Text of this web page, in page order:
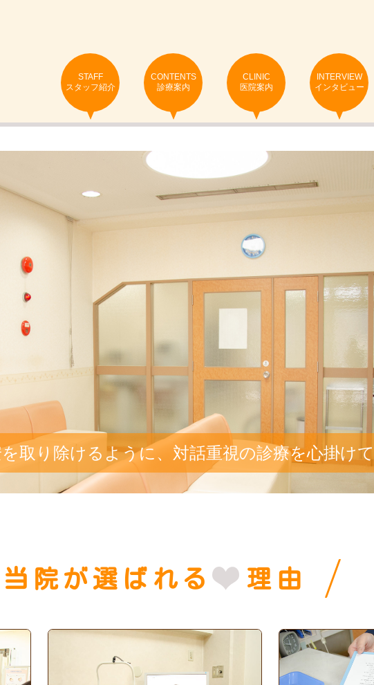
STAFF
スタッフ紹介
CONTENTS
診療案内
CLINIC
医院案内
INTERVIEW
インタビュー
取り除けるように、対話重視の診療を心掛け
当院が 選 ばれる 理由